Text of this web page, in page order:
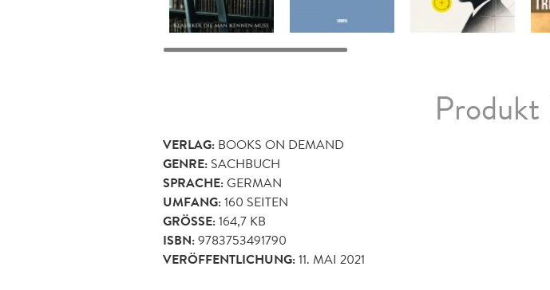
VERLAG: BOOKS ON DEMAND
GENRE: SACHBUCH
SPRACHE:GERMAN
UMFANG:160 SEITEN
GRÖSSE: 164,7 KB
ISBN:9783753491790
VERÖFFENTLICHUNG:11. MAI 2021